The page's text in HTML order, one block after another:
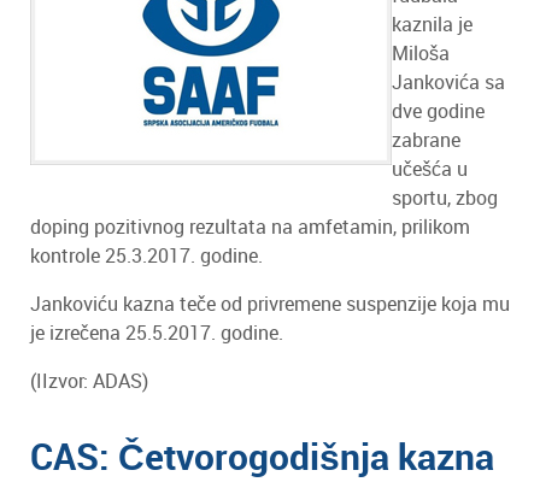
kaznila je
Miloša
Jankovića sa
dve godine
zabrane
učešća u
sportu, zbog
doping pozitivnog rezultata na amfetamin, prilikom
kontrole 25.3.2017. godine.
Jankoviću kazna teče od privremene suspenzije koja mu
je izrečena 25.5.2017. godine.
(IIzvor: ADAS)
CAS: Četvorogodišnja kazna